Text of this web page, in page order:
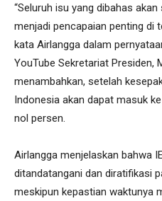
“Seluruh isu yang dibahas
menjadi pencapaian penting di
kata Airlangga dalam
YouTube Sekretariat Presiden,
menambahkan, setelah
Indonesia akan dapat masuk
nol persen.
Airlangga menjelaskan bahwa
ditandatangani dan diratifikasi
meskipun kepastian waktunya